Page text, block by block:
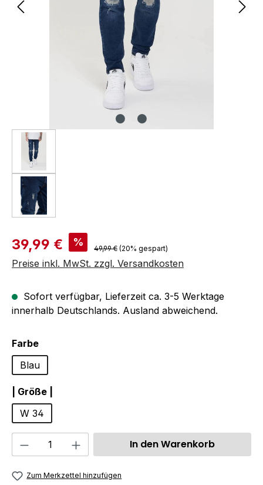
Verkaufspreis:
39,99 € % Regulärer Preis:
49,99 € (20% gespart)
Preise inkl. MwSt. zzgl. Versandkosten
Sofort verfügbar, Lieferzeit ca. 3-5 Werktage
innerhalb Deutschlands. Ausland abweichend.
Farbeauswählen
Blau
| Größe |
W 34
Produkt Anzahl: Gib denIn den Warenkorb
Zum Merkzettel hinzufügen